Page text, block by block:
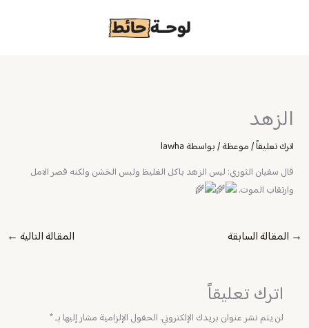
الزهد
اترك تعليقاً/موعظة/ بواسطة lawha
قال سفيان الثوري: ليس الزهد باكل الغليظ ولبس الخشن ولكنه قصر الامل
وارتقاب الموت.
→ المقالة السابقة المقالة التالية ←
اترك تعليقاً
لن يتم نشر عنوان بريدك الإلكتروني. الحقول الإلزامية مشار إليها بـ*